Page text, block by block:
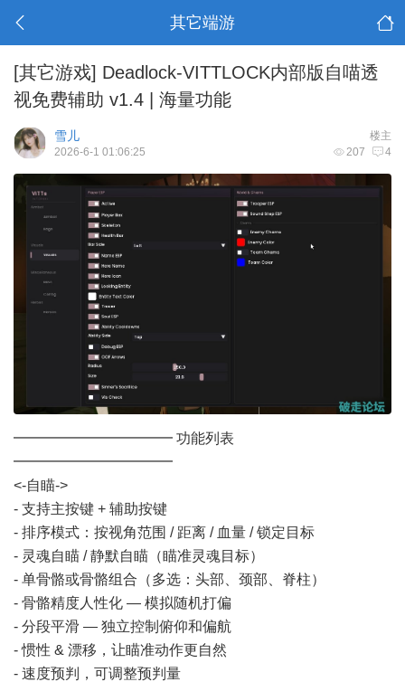
其它端游
[其它游戏] Deadlock-VITTLOCK内部版自喵透
视免费辅助 v1.4 | 海量功能
楼主
雪儿
207 4
2026-6-1 01:06:25
━━━━━━━━━━━ 功能列表
━━━━━━━━━━━
<-自瞄->
- 支持主按键 + 辅助按键
- 排序模式：按视角范围 / 距离 / 血量 / 锁定目标
- 灵魂自瞄 / 静默自瞄（瞄准灵魂目标）
- 单骨骼或骨骼组合（多选：头部、颈部、脊柱）
- 骨骼精度人性化 — 模拟随机打偏
- 分段平滑 — 独立控制俯仰和偏航
- 惯性 & 漂移，让瞄准动作更自然
- 速度预判，可调整预判量